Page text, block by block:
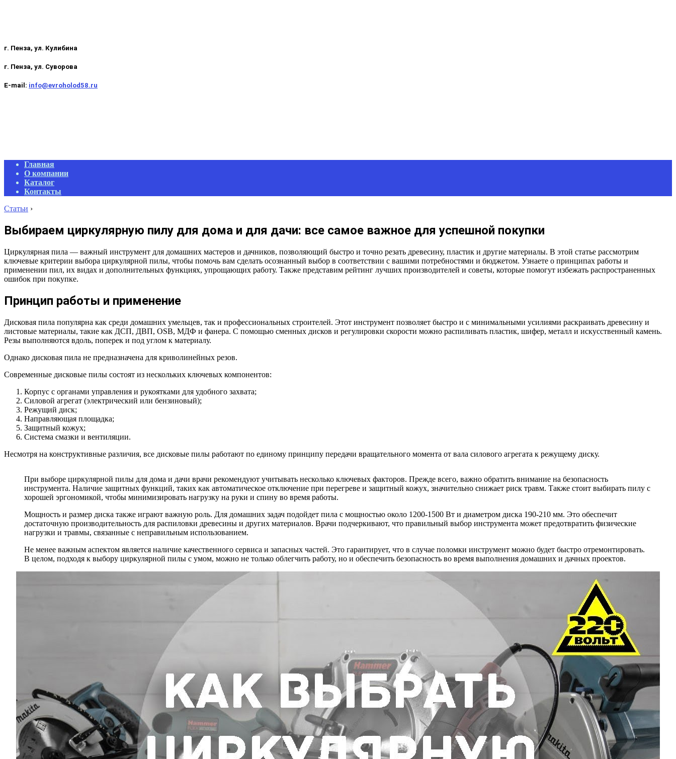
г. Пенза, ул. Кулибина
г. Пенза, ул. Суворова
E-mail: info@evroholod58.ru
Primary
Navigation
Menu
Главная
О компании
Каталог
Контакты
Статьи ›
Выбираем циркулярную пилу для дома и для дачи: все самое важное для успешной покупки
Циркулярная пила — важный инструмент для домашних мастеров и дачников, позволяющий быстро и точно резать древесину, пластик и другие материалы. В этой статье рассмотрим
ключевые критерии выбора циркулярной пилы, чтобы помочь вам сделать осознанный выбор в соответствии с вашими потребностями и бюджетом. Узнаете о принципах работы и
применении пил, их видах и дополнительных функциях, упрощающих работу. Также представим рейтинг лучших производителей и советы, которые помогут избежать распространенных
ошибок при покупке.
Принцип работы и применение
Дисковая пила популярна как среди домашних умельцев, так и профессиональных строителей. Этот инструмент позволяет быстро и с минимальными усилиями раскраивать древесину и
листовые материалы, такие как ДСП, ДВП, OSB, МДФ и фанера. С помощью сменных дисков и регулировки скорости можно распиливать пластик, шифер, металл и искусственный камень.
Резы выполняются вдоль, поперек и под углом к материалу.
Однако дисковая пила не предназначена для криволинейных резов.
Современные дисковые пилы состоят из нескольких ключевых компонентов:
Корпус с органами управления и рукоятками для удобного захвата;
Силовой агрегат (электрический или бензиновый);
Режущий диск;
Направляющая площадка;
Защитный кожух;
Система смазки и вентиляции.
Несмотря на конструктивные различия, все дисковые пилы работают по единому принципу передачи вращательного момента от вала силового агрегата к режущему диску.
При выборе циркулярной пилы для дома и дачи врачи рекомендуют учитывать несколько ключевых факторов. Прежде всего, важно обратить внимание на безопасность
инструмента. Наличие защитных функций, таких как автоматическое отключение при перегреве и защитный кожух, значительно снижает риск травм. Также стоит выбирать пилу с
хорошей эргономикой, чтобы минимизировать нагрузку на руки и спину во время работы.
Мощность и размер диска также играют важную роль. Для домашних задач подойдет пила с мощностью около 1200-1500 Вт и диаметром диска 190-210 мм. Это обеспечит
достаточную производительность для распиловки древесины и других материалов. Врачи подчеркивают, что правильный выбор инструмента может предотвратить физические
нагрузки и травмы, связанные с неправильным использованием.
Не менее важным аспектом является наличие качественного сервиса и запасных частей. Это гарантирует, что в случае поломки инструмент можно будет быстро отремонтировать.
В целом, подходя к выбору циркулярной пилы с умом, можно не только облегчить работу, но и обеспечить безопасность во время выполнения домашних и дачных проектов.